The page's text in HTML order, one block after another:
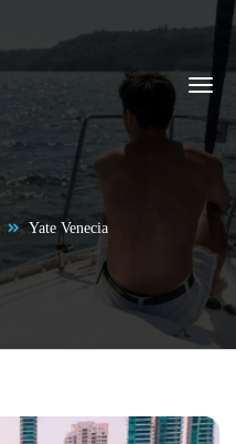
Yate Venecia